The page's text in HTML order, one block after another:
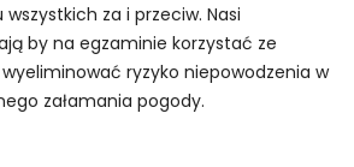
za i przeciw. Nasi
by na egzaminie korzystać ze
ryzyko niepowodzenia w
załamania pogody.